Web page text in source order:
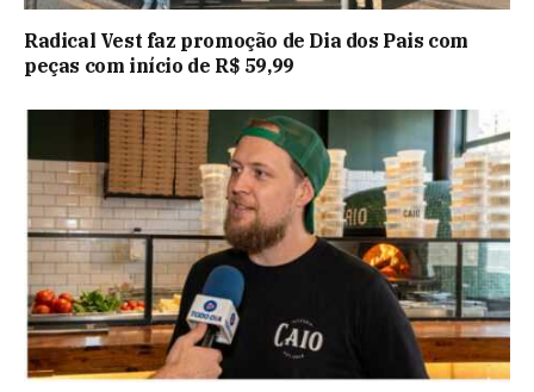
Radical Vest faz promoção de Dia dos Pais com
peças com início de R$ 59,99